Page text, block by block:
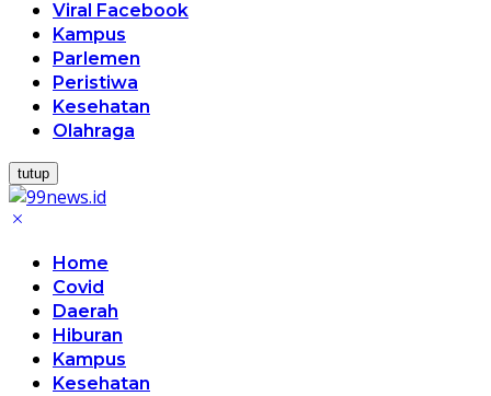
Viral Facebook
Kampus
Parlemen
Peristiwa
Kesehatan
Olahraga
tutup
Home
Covid
Daerah
Hiburan
Kampus
Kesehatan